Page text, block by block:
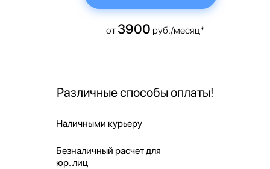
от 3900 руб./месяц*
Различные способы оплаты!
Наличными курьеру
Безналичный расчет для
юр. лиц